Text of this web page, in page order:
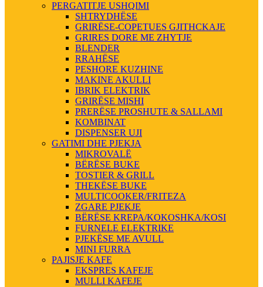
PERGATITJE USHQIMI
SHTRYDHËSE
GRIRËSE-COPETUES GJITHCKAJE
GRIRES DORE ME ZHYTJE
BLENDER
RRAHËSE
PESHORE KUZHINE
MAKINE AKULLI
IBRIK ELEKTRIK
GRIRËSE MISHI
PRERËSE PROSHUTE & SALLAMI
KOMBINAT
DISPENSER UJI
GATIMI DHE PJEKJA
MIKROVALË
BËRËSE BUKE
TOSTIER & GRILL
THEKËSE BUKE
MULTICOOKER/FRITEZA
ZGARE PJEKJE
BËRËSE KREPA/KOKOSHKA/KOSI
FURNELE ELEKTRIKE
PJEKËSE ME AVULL
MINI FURRA
PAJISJE KAFE
EKSPRES KAFEJE
MULLI KAFEJE